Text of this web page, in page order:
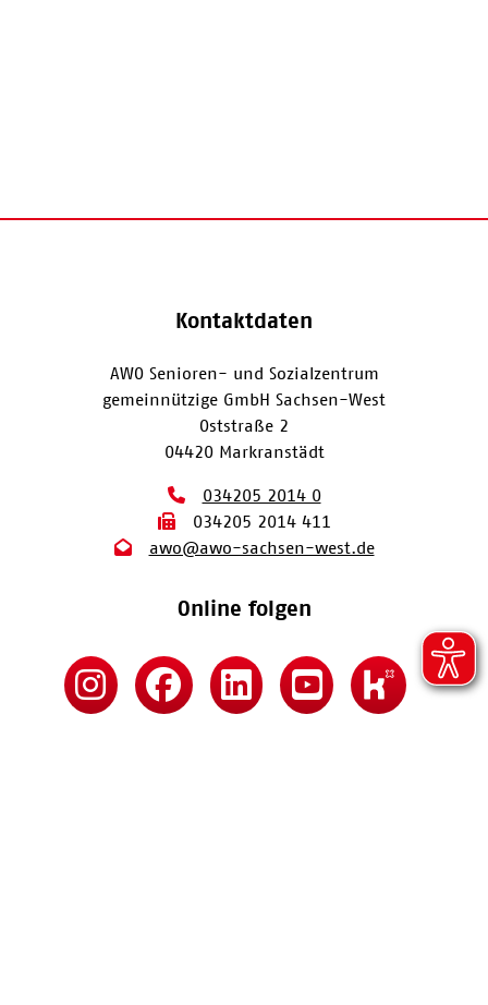
Kontaktdaten
AWO Senioren- und Sozialzentrum
gemeinnützige GmbH Sachsen-West
Oststraße 2
04420 Markranstädt
034205 2014 0
034205 2014 411
awo@awo-sachsen-west.de
Online folgen